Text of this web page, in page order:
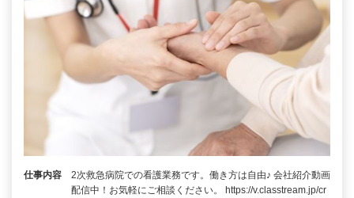
仕事内容
2次救急病院での看護業務です。働き方は自由♪ 会社紹介動画
配信中！お気軽にご相談ください。 https://v.classtream.jp/cr